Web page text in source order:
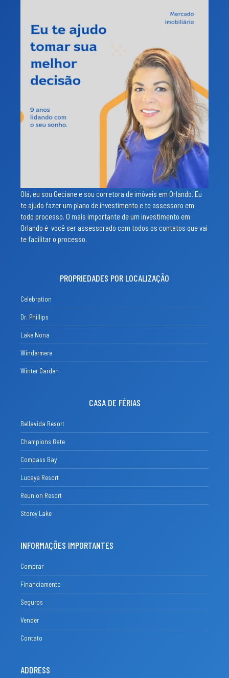
Olá, eu sou Geciane e sou corretora de imóveis em Orlando. Eu
te ajudo fazer um plano de investimento e te assessoro em
todo processo. O mais importante de um investimento em
Orlando é você ser assessorado com todos os contatos que vai
te facilitar o processo.
PROPRIEDADES POR LOCALIZAÇÃO
Celebration
Dr. Phillips
Lake Nona
Windermere
Winter Garden
CASA DE FÉRIAS
Bellavida Resort
Champions Gate
Compass Bay
Lucaya Resort
Reunion Resort
Storey Lake
INFORMAÇÕES IMPORTANTES
Comprar
Financiamento
Seguros
Vender
Contato
ADDRESS